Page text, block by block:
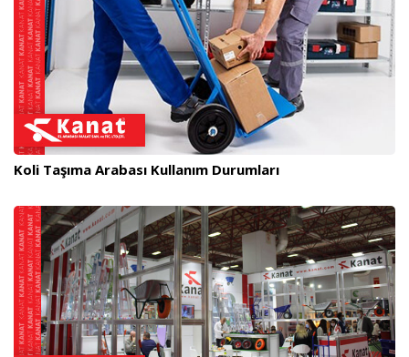
Koli Taşıma Arabası Kullanım Durumları